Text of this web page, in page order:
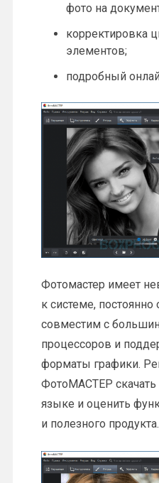
фото на
корректировка
элементов;
подробный
Фотомастер имеет
к системе, постоянно
совместим с
процессоров и
форматы графики.
ФотоМАСТЕР скачать
языке и оценить
и полезного продукта.